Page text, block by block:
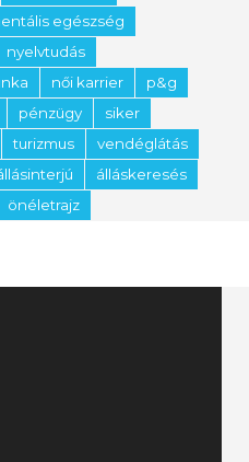
egészség
nyelvtudás
női karrier
p&g
pénzügy
siker
turizmus
vendéglátás
álláskeresés
önéletrajz